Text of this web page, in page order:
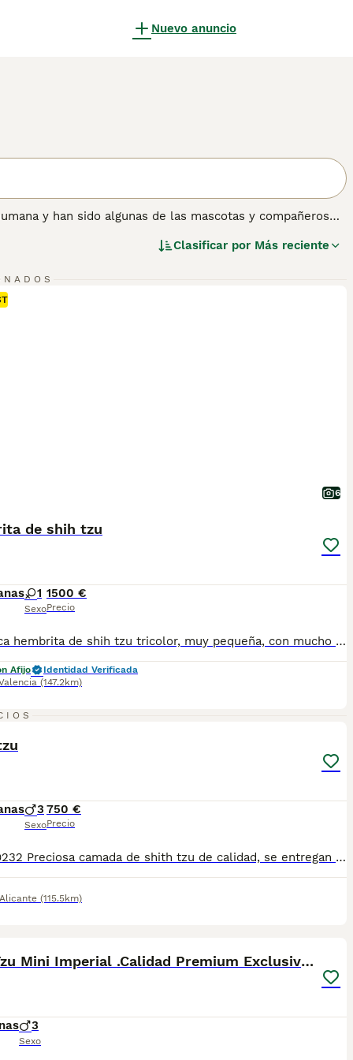
Nuevo anuncio
y han sido algunas de las mascotas y compañeros
y longevidad, estos perritos también son muy
sobre esta raza de perro.
Clasificar por Más reciente
6
de shih tzu
1
Sexo
1500 €
Precio
Magnífica hembrita de shih tzu tricolor, muy pequeña, con mucho pelo y muy chata. Criada en ambiente familiar y sociabilizada. Se entrega con vacunas al día, chip y pasaporte, garantía, pedigree, certificado veterinario y desparasitada. Muy cariñosa. Posibilidad de entrega en tu casa. Pequeña en tamaño, enorme en amor. Una shih tzu lista para llenar tu hogar de felicidad.
Afijo
Identidad Verificada
(147.2km)
3
Sexo
750 €
Precio
685 679232 Preciosa camada de shith tzu de calidad, se entregan totalmente destetados y sus vacunas correspondientes, desparasitados interna y externamente, pasaporte y microchip, , contrato de garantia de salud. preferiblemente recogida en mano pero también podemos entregar en toda España mediante transporte de alta calidad preparado para animales y con posibilidad de pago contra reembolso Llámanos o háblanos por whats app, Teléfono 685 679 232
Alicante (115.5km)
Shih-Tzu Mini Imperial .Calidad Premium Exclusivos
3
Sexo